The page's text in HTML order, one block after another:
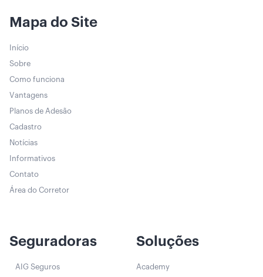
Mapa do Site
Início
Sobre
Como funciona
Vantagens
Planos de Adesão
Cadastro
Notícias
Informativos
Contato
Área do Corretor
Seguradoras
AIG Seguros
Soluções
Academy